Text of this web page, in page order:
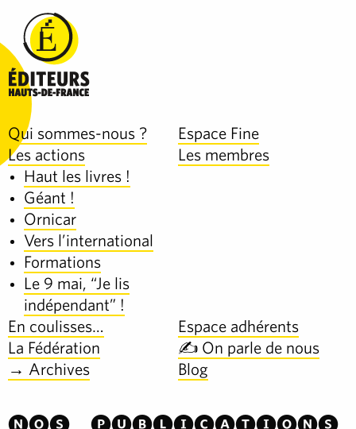
Qui sommes-nous ?
Espace Fine
Les actions
Haut les livres !
Géant !
Ornicar
Vers l’international
Formations
Le 9 mai, “Je lis
indépendant” !
Les membres
En coulisses…
Espace adhérents
La Fédération
✍️ On parle de nous
→ Archives
Blog